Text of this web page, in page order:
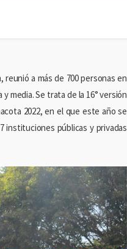
a más de 700 personas en
media. Se trata de la 16° versión
2022, en el que este año se
instituciones públicas y privadas